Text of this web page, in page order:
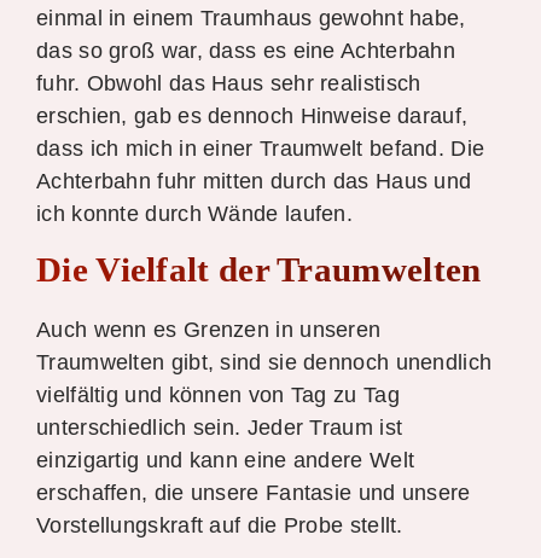
einmal in einem Traumhaus gewohnt habe,
das so groß war, dass es eine Achterbahn
fuhr. Obwohl das Haus sehr realistisch
erschien, gab es dennoch Hinweise darauf,
dass ich mich in einer Traumwelt befand. Die
Achterbahn fuhr mitten durch das Haus und
ich konnte durch Wände laufen.
Die Vielfalt der Traumwelten
Auch wenn es Grenzen in unseren
Traumwelten gibt, sind sie dennoch unendlich
vielfältig und können von Tag zu Tag
unterschiedlich sein. Jeder Traum ist
einzigartig und kann eine andere Welt
erschaffen, die unsere Fantasie und unsere
Vorstellungskraft auf die Probe stellt.